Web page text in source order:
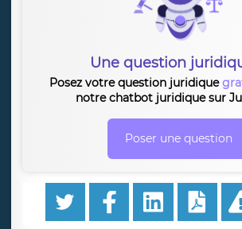
Une question
Posez votre question juridique
notre chatbot juridique sur
Poser une question